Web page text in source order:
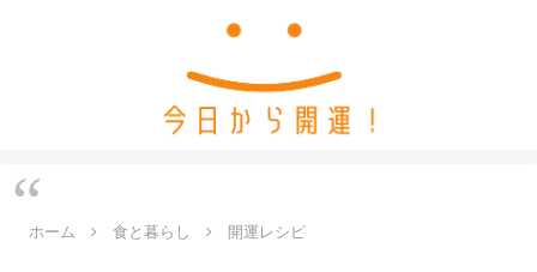
ホーム 食と暮らし 開運レシピ